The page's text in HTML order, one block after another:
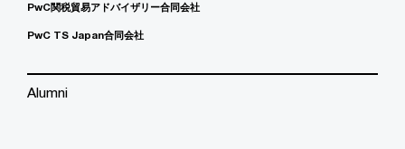
PwC関税貿易アドバイザリー合同会社
PwC TS Japan合同会社
Alumni